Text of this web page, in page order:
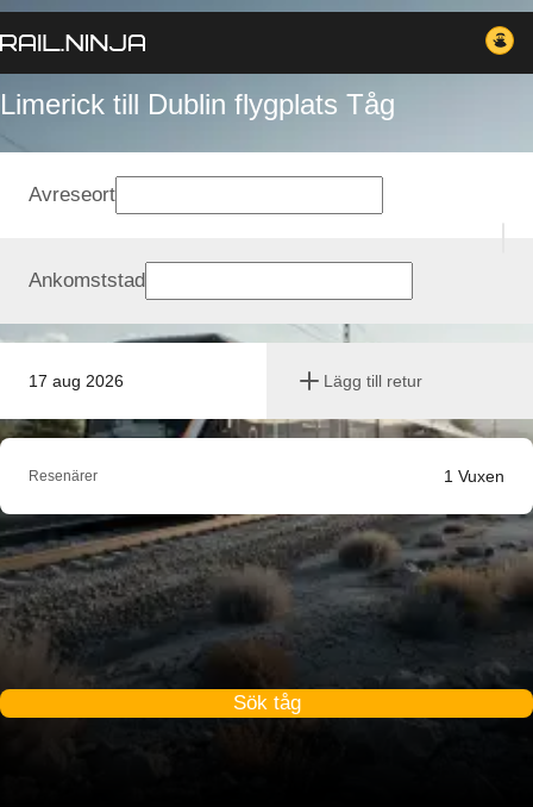
Limerick till Dublin flygplats Tåg
17 aug 2026 Lägg till retur
Avreseort
Ankomststad
Resenärer 1 Vuxen
Sök tåg